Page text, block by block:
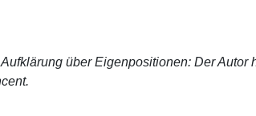
über Eigenpositionen: Der